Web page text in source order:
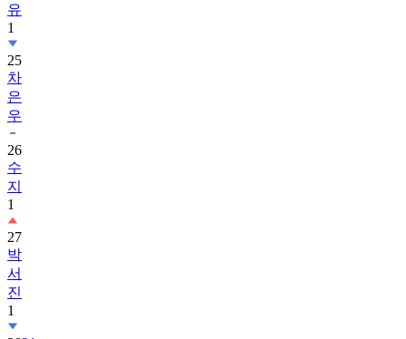
유
1
25
차
은
우
26
수
지
1
27
박
서
진
1